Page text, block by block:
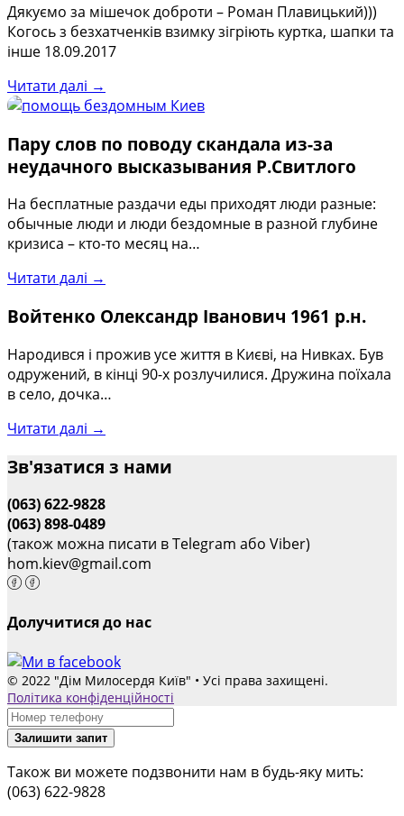
Дякуємо за мішечок доброти – Роман Плавицький)))
Когось з безхатченків взимку зігріють куртка, шапки та
інше 18.09.2017
Читати далі →
Пару слов по поводу скандала из-за
неудачного высказывания Р.Свитлого
На бесплатные раздачи еды приходят люди разные:
обычные люди и люди бездомные в разной глубине
кризиса – кто-то месяц на…
Читати далі →
Войтенко Олександр Іванович 1961 р.н.
Народився і прожив усе життя в Києві, на Нивках. Був
одружений, в кінці 90-х розлучилися. Дружина поїхала
в село, дочка…
Читати далі →
Зв'язатися з нами
(063) 622-9828
(063) 898-0489
(також можна писати в Telegram або Viber)
hom.kiev@gmail.com
Долучитися до нас
© 2022 "Дім Милосердя Київ" • Усі права захищені.
Політика конфіденційності
Залишити запит
Також ви можете подзвонити нам в будь-яку мить:
(063) 622-9828